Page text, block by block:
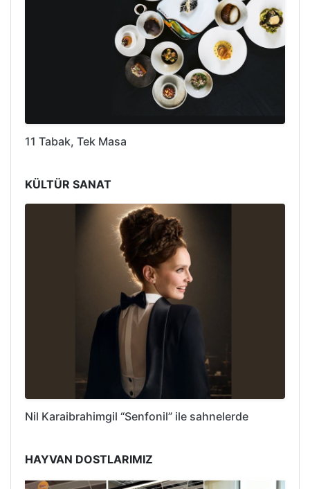
11 Tabak, Tek Masa
KÜLTÜR SANAT
Nil Karaibrahimgil “Senfonil” ile sahnelerde
HAYVAN DOSTLARIMIZ